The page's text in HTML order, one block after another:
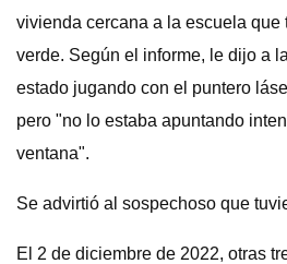
vivienda cercana a la escuela que
verde. Según el informe, le dijo a
estado jugando con el puntero
pero "no lo estaba apuntando
ventana".
Se advirtió al sospechoso que
El 2 de diciembre de 2022, otras